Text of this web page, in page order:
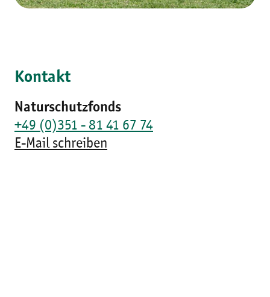
Kontakt
Naturschutzfonds
+49 (0)351 - 81 41 67 74
E-Mail schreiben